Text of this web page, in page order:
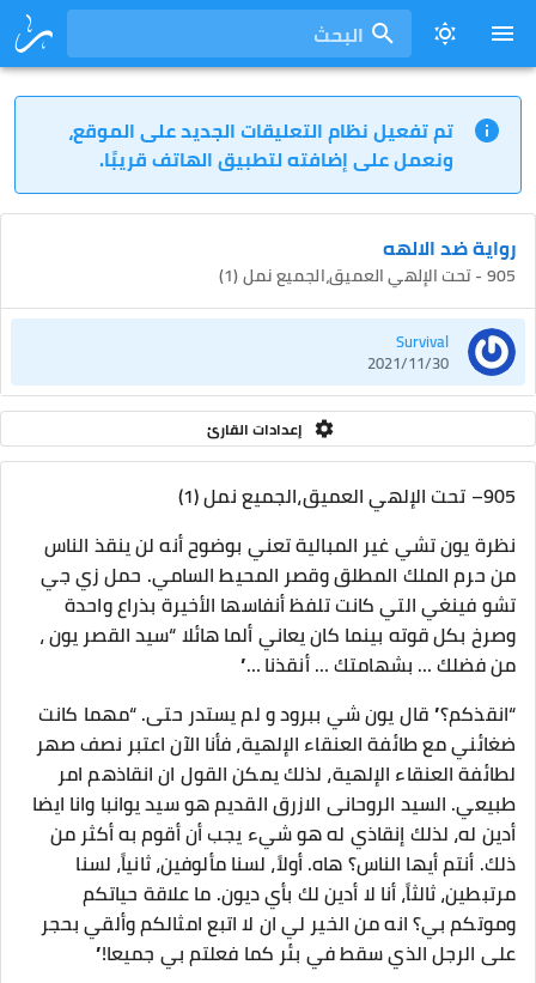
البحث
تم تفعيل نظام التعليقات الجديد على الموقع،
ونعمل على إضافته لتطبيق الهاتف قريبًا.
رواية ضد الالهه
905 - تحت الإلهي العميق،الجميع نمل (1)
Survival
2021/11/30
إعدادات القارئ
905– تحت الإلهي العميق،الجميع نمل (1)
نظرة يون تشي غير المبالية تعني بوضوح أنه لن ينقذ الناس
من حرم الملك المطلق وقصر المحيط السامي. حمل زي جي
تشو فينغي التي كانت تلفظ أنفاسها الأخيرة بذراع واحدة
وصرخ بكل قوته بينما كان يعاني ألما هائلا “سيد القصر يون ،
من فضلك … بشهامتك … أنقذنا …”
“انقذكم؟” قال يون شي ببرود و لم يستدر حتى. “مهما كانت
ضغائني مع طائفة العنقاء الإلهية، فأنا الآن اعتبر نصف صهر
لطائفة العنقاء الإلهية، لذلك يمكن القول ان انقاذهم امر
طبيعي. السيد الروحانى الازرق القديم هو سيد يوانبا وانا ايضا
أدين له، لذلك إنقاذي له هو شيء يجب أن أقوم به أكثر من
ذلك. أنتم أيها الناس؟ هاه. أولاً، لسنا مألوفين، ثانياً، لسنا
مرتبطين، ثالثاً، أنا لا أدين لك بأي ديون. ما علاقة حياتكم
وموتكم بي؟ انه من الخير لي ان لا اتبع امثالكم وألقي بحجر
على الرجل الذي سقط في بئر كما فعلتم بي جميعا!”